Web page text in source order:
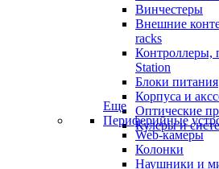
Винчестеры
Внешние
racks
Контроллеры,
Station
Блоки питания
Корпуса и
Оптические
Кулеры и
Еще
Периферийные
Web-камеры
Колонки
Наушники и